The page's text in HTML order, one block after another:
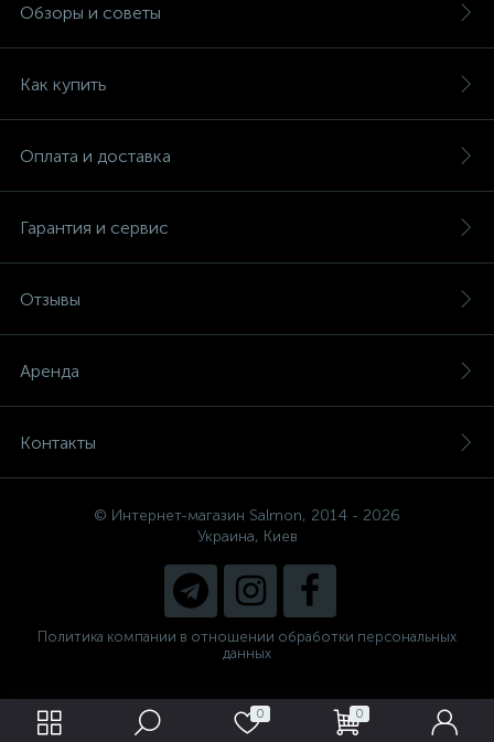
0 0
Обзоры и советы
Как купить
Оплата и доставка
Гарантия и сервис
Отзывы
Аренда
Контакты
© Интернет-магазин Salmon, 2014 - 2026
Украина, Киев
Политика компании в отношении обработки персональных
данных